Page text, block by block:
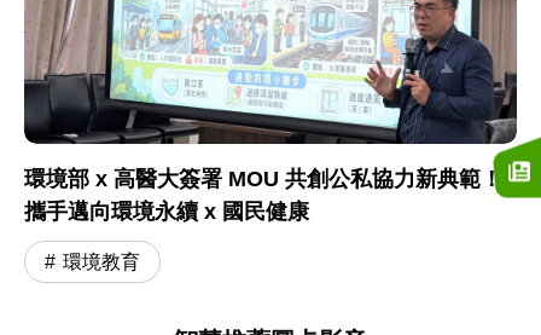
環境部 x 高醫大簽署 MOU 共創公私協力新典範！
攜手邁向環境永續 x 國民健康
環境教育